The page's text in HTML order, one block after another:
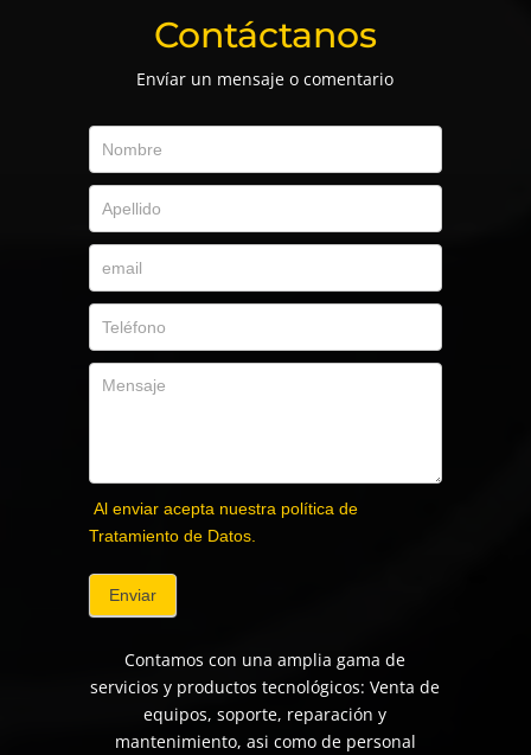
Contáctanos
Envíar un mensaje o comentario
Al enviar acepta nuestra política de
Tratamiento de Datos.
Enviar
Contamos con una amplia gama de
servicios y productos tecnológicos: Venta de
equipos, soporte, reparación y
mantenimiento, asi como de personal